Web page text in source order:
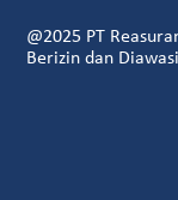
@2025 PT
Berizin dan